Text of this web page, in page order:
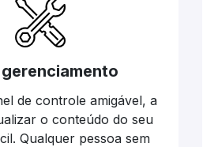
de controle amigável, a
o conteúdo do seu
Qualquer pessoa sem